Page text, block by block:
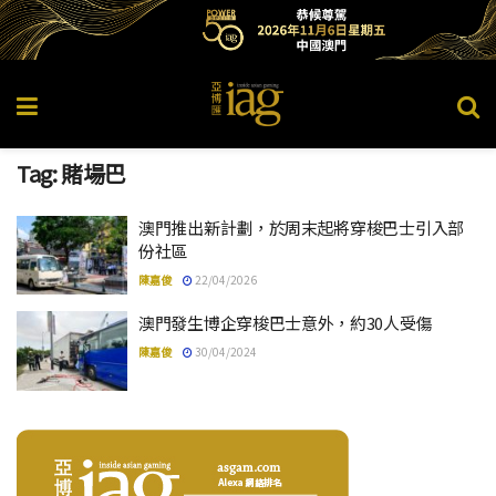
Tag:賭場巴
澳門推出新計劃，於周末起將穿梭巴士引入部
份社區
陳嘉俊 22/04/2026
澳門發生博企穿梭巴士意外，約30人受傷
陳嘉俊 30/04/2024